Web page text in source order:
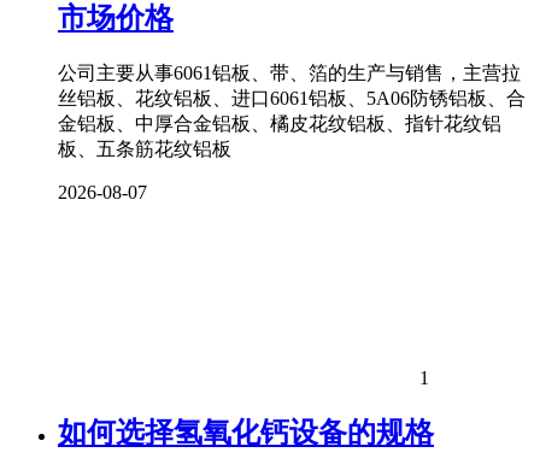
市场价格
公司主要从事6061铝板、带、箔的生产与销售，主营拉
丝铝板、花纹铝板、进口6061铝板、5A06防锈铝板、合
金铝板、中厚合金铝板、橘皮花纹铝板、指针花纹铝
板、五条筋花纹铝板
2026-08-07
1
如何选择氢氧化钙设备的规格